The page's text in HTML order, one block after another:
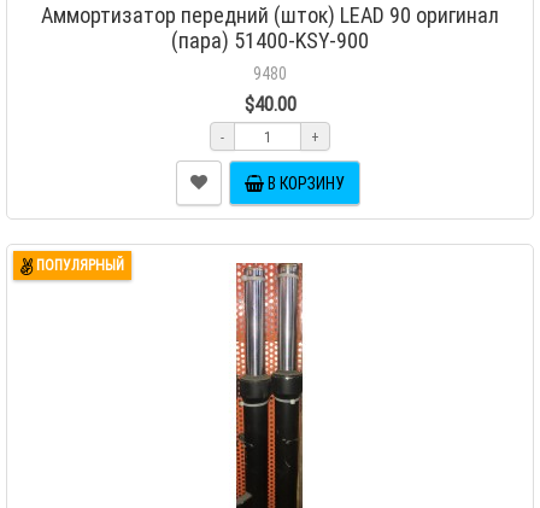
Аммортизатор передний (шток) LEAD 90 оригинал
(пара) 51400-KSY-900
9480
$40.00
- +
В КОРЗИНУ
ПОПУЛЯРНЫЙ